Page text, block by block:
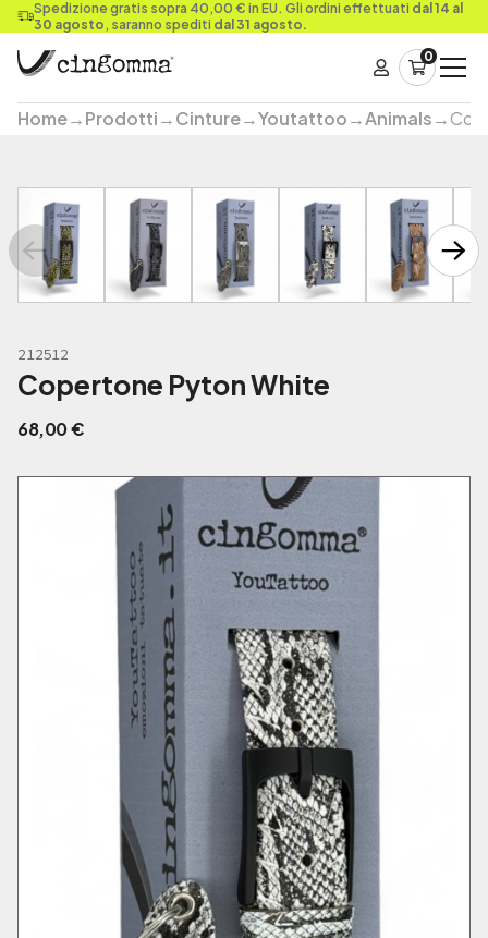
Spedizione gratis sopra 40,00 € in EU. Gli ordini effettuati dal 14 al
30 agosto, saranno spediti dal 31 agosto.
0
Home→Prodotti→Cinture→Youtattoo→Animals→
212512
Copertone Pyton White
68,00€